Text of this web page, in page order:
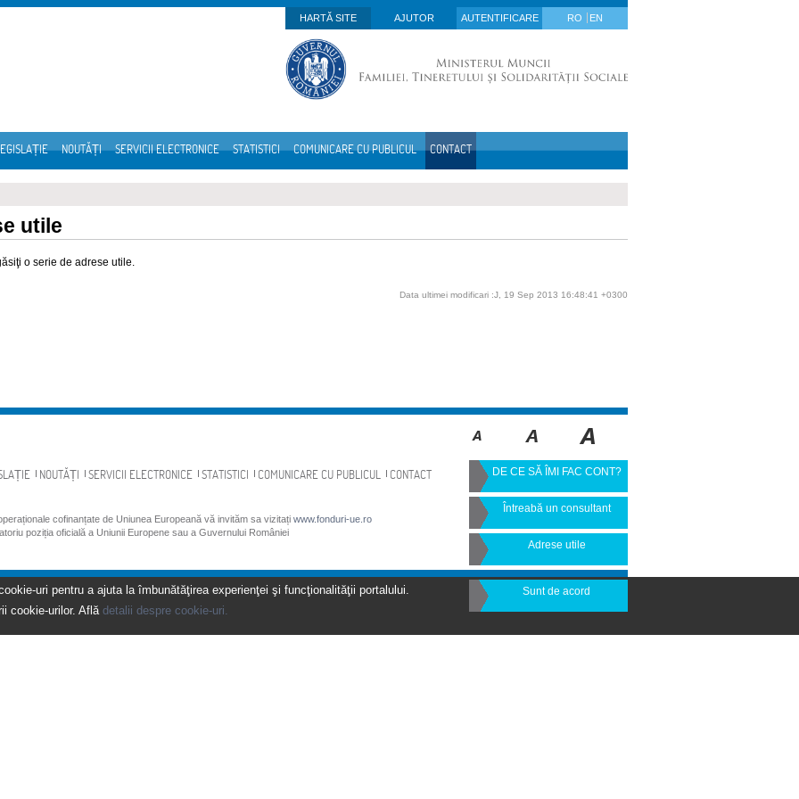
HARTĂ SITE
AJUTOR AUTENTIFICARE RO EN
NOUTĂȚI SERVICII ELECTRONICE STATISTICI COMUNICARE CU PUBLICUL CONTACT
utile
o serie de adrese utile.
Data ultimei modificari :J, 19 Sep 2013 16:48:41 +0300
NOUTĂȚI SERVICII ELECTRONICE STATISTICI COMUNICARE CU PUBLICUL CONTACT
cofinanțate de Uniunea Europeană vă invităm sa vizitați www.fonduri-ue.ro
poziția oficială a Uniunii Europene sau a Guvernului României
DE CE SĂ ÎMI FAC CONT?
Întreabă un consultant
Adrese utile
uri pentru a ajuta la îmbunătăţirea experienţei şi funcţionalităţii portalului.
cookie-urilor. Află detalii despre cookie-uri.
Sunt de acord